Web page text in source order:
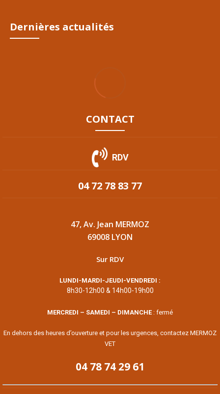
Dernières actualités
CONTACT
RDV
04 72 78 83 77
47, Av. Jean MERMOZ
69008 LYON
Sur RDV
LUNDI-MARDI-JEUDI-VENDREDI :
8h30-12h00 & 14h00-19h00
MERCREDI – SAMEDI – DIMANCHE : fermé
En dehors des heures d’ouverture et pour les urgences, contactez MERMOZ
VET
04 78 74 29 61